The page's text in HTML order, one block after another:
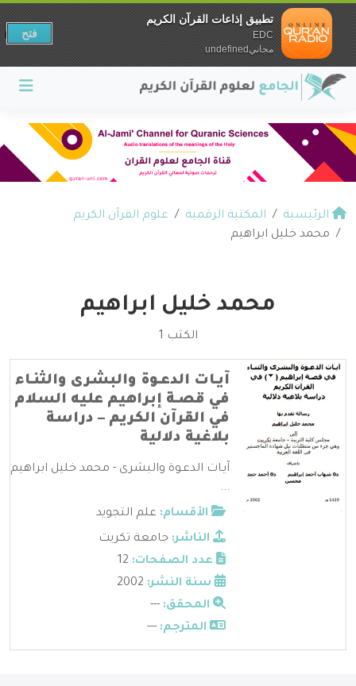
الرئيسية المكتبة الرقمية
علوم القرآن الكريم
محمد خليل ابراهيم
محمد خليل ابراهيم
الكتب 1
آيـات الدعـوة والبشرى والثنـاء
في قصـة إبراهيم عليه السلام
في القرآن الكريم – دراسة
بلاغية دلالية
آيـات الدعـوة والبشرى - محمد خليل ابراهيم
...
الأقسام: علم التجويد
الناشر: جامعة تكريت
عدد الصفحات:
سنة النشر:
المحقق: ---
المترجم: ---
تطبيق إذاعات القرآن الكريم
EDC
مجانيundefined
فتح